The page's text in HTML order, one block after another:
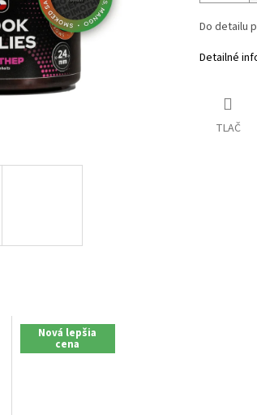
Do detailu
Detailné
TLAČ
Nová lepšia
cena